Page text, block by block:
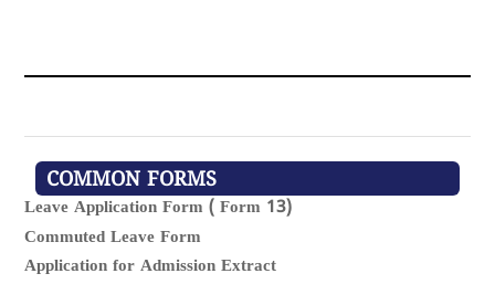
COMMON FORMS
Leave Application Form ( Form 13)
Commuted Leave Form
Application for Admission Extract